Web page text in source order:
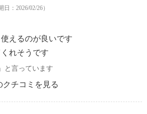
日：2026/02/26）
えるのが良いです
れそうです
と言っています
クチコミを見る